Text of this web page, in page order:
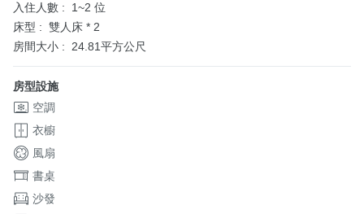
入住人數 :
1~2 位
床型 : 雙人床 * 2
房間大小 : 24.81平方公尺
房型設施
空調
衣櫥
風扇
書桌
沙發